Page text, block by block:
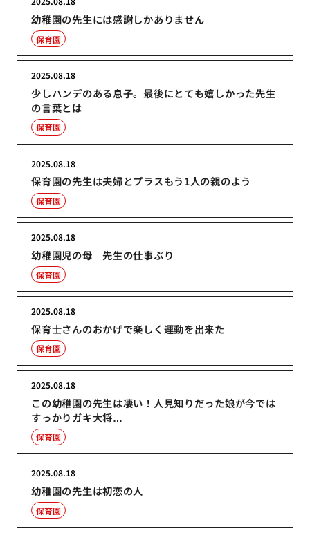
幼稚園の先生には感謝しかありません
保育園
少しハンデのある息子。最後にとても嬉しかった先生
の言葉とは
2025.08.18
保育園
保育園の先生は夫婦とプラスもう1人の親のよう
2025.08.18
保育園
幼稚園児の母 先生の仕事ぶり
2025.08.18
保育園
保育士さんのおかげで楽しく運動を出来た
2025.08.18
保育園
この幼稚園の先生は凄い！人見知りだった娘が今では
すっかりガキ大将…
2025.08.18
保育園
幼稚園の先生は初恋の人
2025.08.18
保育園